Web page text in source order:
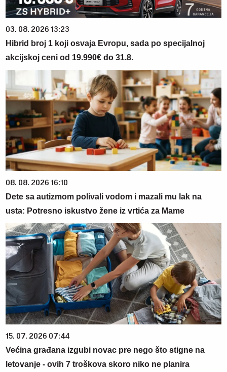
03. 08. 2026 13:23
Hibrid broj 1 koji osvaja Evropu, sada po specijalnoj
akcijskoj ceni od 19.990€ do 31.8.
08. 08. 2026 16:10
Dete sa autizmom polivali vodom i mazali mu lak na
usta: Potresno iskustvo žene iz vrtića za Mame
15. 07. 2026 07:44
Većina građana izgubi novac pre nego što stigne na
letovanje - ovih 7 troškova skoro niko ne planira